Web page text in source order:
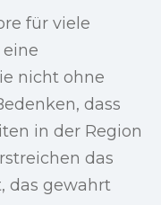
für viele
nicht ohne
dass
in der Region
das
das gewahrt